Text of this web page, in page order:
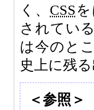
く、 CSS
されてい
は今のと
史上に残
＜参照＞